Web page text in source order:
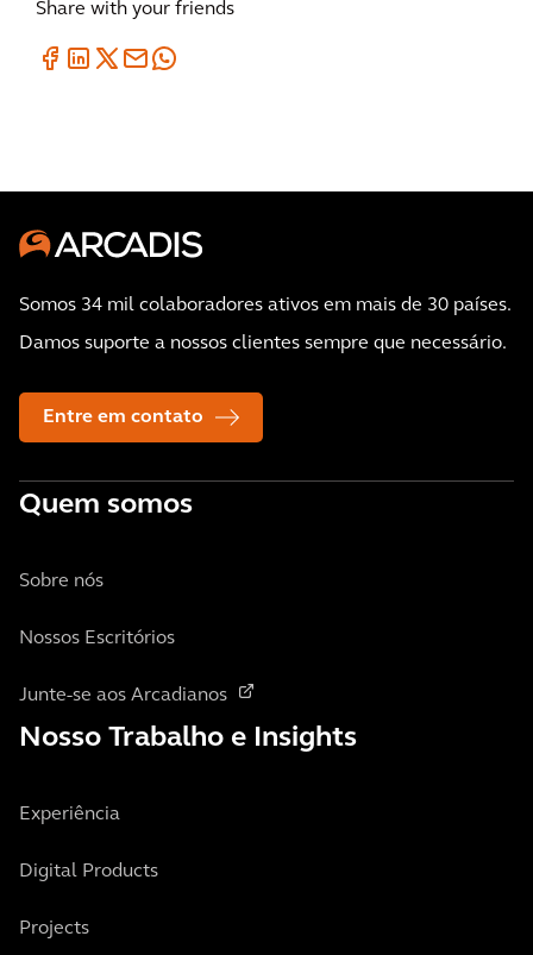
Share with your friends
Somos 34 mil colaboradores ativos em mais de 30 países.
Damos suporte a nossos clientes sempre que necessário.
Entre em contato
Quem somos
Sobre nós
Nossos Escritórios
Junte-se aos Arcadianos
Nosso Trabalho e Insights
Experiência
Digital Products
Projects